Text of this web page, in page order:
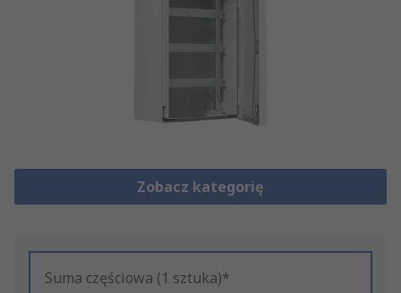
Zobacz kategorię
Suma częściowa (1 sztuka)*